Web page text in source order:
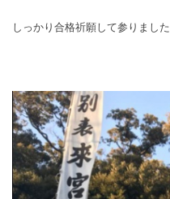
しっかり合格祈願して参りました